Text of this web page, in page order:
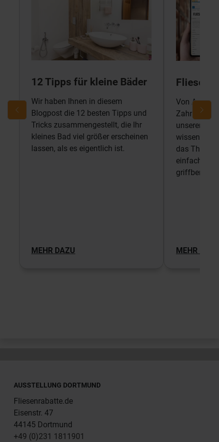
12 Tipps für kleine Bäder
Wir haben Ihnen in diesem
Blogpost die 12 besten Tipps und
Tricks zusammengestellt, die Ihr
kleines Bad viel größer erscheinen
lassen, als es eigentlich ist.
MEHR DAZU
Von A wie
unserem
das Thema
einfach
griffbereit.
MEHR
AUSSTELLUNG DORTMUND
Fliesenrabatte.de
Eisenstr. 47
44145 Dortmund
+49 (0)231 1811901